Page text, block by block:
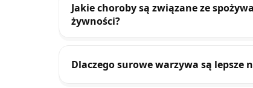
Jakie choroby są związane ze
żywności?
Dlaczego surowe warzywa są lepsze